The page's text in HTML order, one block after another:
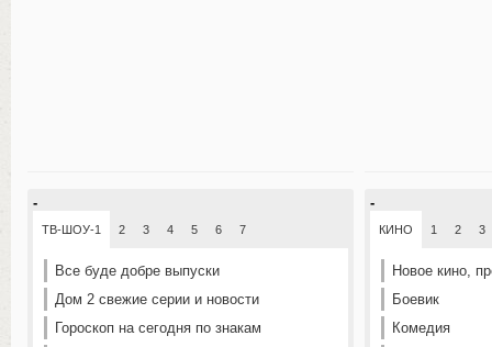
-
ТВ-ШОУ-1 2 3 4 5 6 7
Все буде добре выпуски
Дом 2 свежие серии и новости
Гороскоп на сегодня по знакам
-
КИНО 1 2 3
Новое кино,
Боевик
Комедия